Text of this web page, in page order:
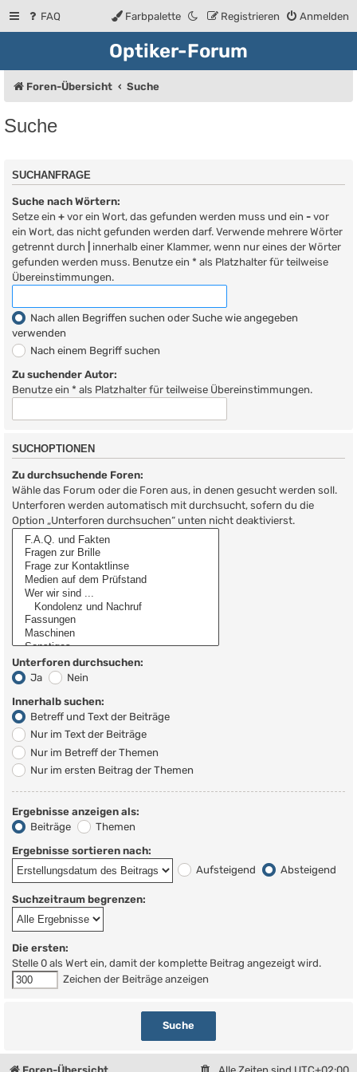
FAQ Anmelden
Registrieren
Farbpalette
Optiker-Forum
Foren-Übersicht Suche
Suche
SUCHANFRAGE
Suche nach Wörtern:
Setze ein + vor ein Wort, das gefunden werden muss und ein - vor
ein Wort, das nicht gefunden werden darf. Verwende mehrere Wörter
getrennt durch
innerhalb einer Klammer, wenn nur eines der Wörter
gefunden werden muss. Benutze ein * als Platzhalter für teilweise
Übereinstimmungen.
Nach allen Begriffen suchen oder Suche wie angegeben
verwenden
Nach einem Begriff suchen
Zu suchender Autor:
Benutze ein * als Platzhalter für teilweise Übereinstimmungen.
SUCHOPTIONEN
Zu durchsuchende Foren:
Wähle das Forum oder die Foren aus, in denen gesucht werden soll.
Unterforen werden automatisch mit durchsucht, sofern du die
Option „Unterforen durchsuchen“ unten nicht deaktivierst.
Unterforen durchsuchen:
Ja
Nein
Innerhalb suchen:
Betreff und Text der Beiträge
Nur im Text der Beiträge
Nur im Betreff der Themen
Nur im ersten Beitrag der Themen
Ergebnisse anzeigen als:
Beiträge
Themen
Ergebnisse sortieren nach:
Aufsteigend
Absteigend
Suchzeitraum begrenzen:
Die ersten:
Stelle 0 als Wert ein, damit der komplette Beitrag angezeigt wird.
Zeichen der Beiträge anzeigen